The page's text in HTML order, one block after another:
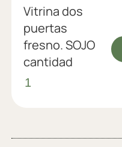
Vitrina dos
puertas
fresno. SOJO
cantidad